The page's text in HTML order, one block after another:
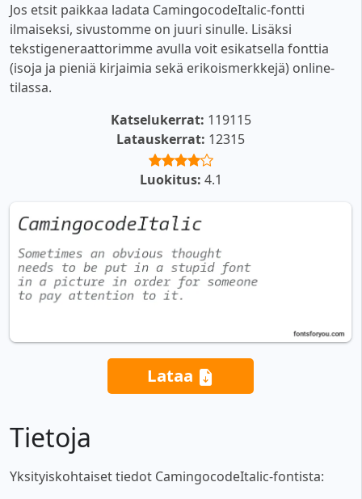
Jos etsit paikkaa ladata CamingocodeItalic-fontti
ilmaiseksi, sivustomme on juuri sinulle. Lisäksi
tekstigeneraattorimme avulla voit esikatsella fonttia
(isoja ja pieniä kirjaimia sekä erikoismerkkejä) online-
tilassa.
Katselukerrat: 119115
Latauskerrat: 12315
Luokitus: 4.1
Lataa
Tietoja
Yksityiskohtaiset tiedot CamingocodeItalic-fontista: